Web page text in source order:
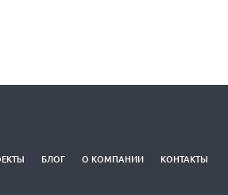
БЛОГ О КОМПАНИИ КОНТАКТЫ